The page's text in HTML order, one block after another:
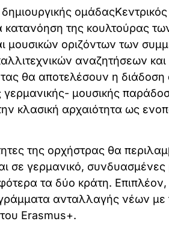
κατανόηση της κουλτούρας
μουσικών οριζόντων των
αναζητήσεων
θα αποτελέσουν η
μουσικής
κλασική αρχαιότητα ως
της ορχήστρας θα
σε γερμανικό, συνδυασμένες
τα δύο κράτη.
ανταλλαγής νέων με
Erasmus+.